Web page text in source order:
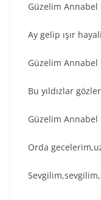
Güzelim Annabel
Ay gelip ışır
Güzelim Annabel
Bu yıldızlar
Güzelim Annabel
Orda